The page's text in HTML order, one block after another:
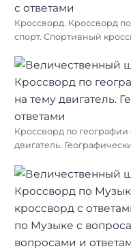
Кроссворд. Кроссворд
спорт. Спортивный
Кроссворд по географии
двигатель.